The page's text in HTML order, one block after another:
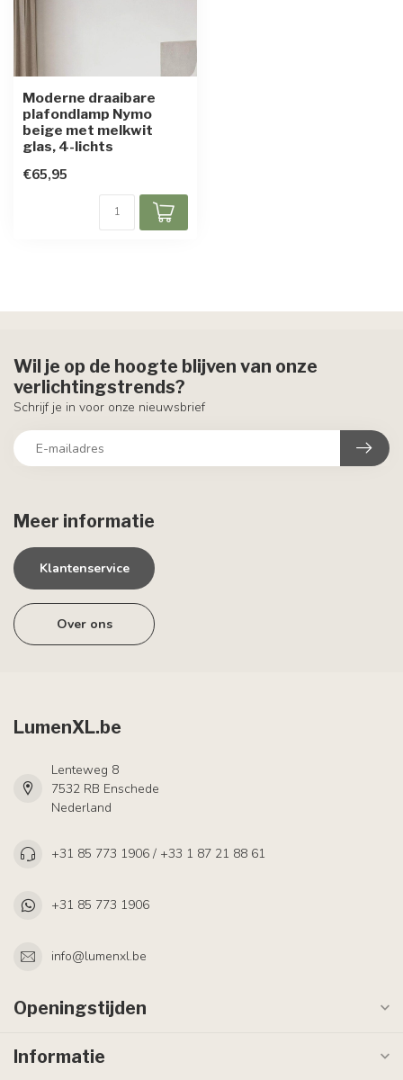
Moderne draaibare
plafondlamp Nymo
beige met melkwit
glas, 4-lichts
€65,95
Meer informatie
Klantenservice
Over ons
Wil je op de hoogte blijven van onze
verlichtingstrends?
Schrijf je in voor onze nieuwsbrief
LumenXL.be
Lenteweg 8
7532 RB Enschede
Nederland
+31 85 773 1906 / +33 1 87 21 88 61
+31 85 773 1906
info@lumenxl.be
Openingstijden
Informatie